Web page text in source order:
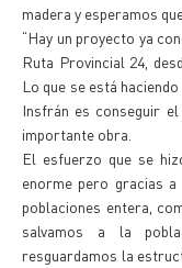
madera y esperamos
“Hay un proyecto ya
Ruta Provincial 24,
Lo que se está
Insfrán es conseguir
importante obra.
El esfuerzo que se
enorme pero gracias
poblaciones entera,
salvamos a la
resguardamos la